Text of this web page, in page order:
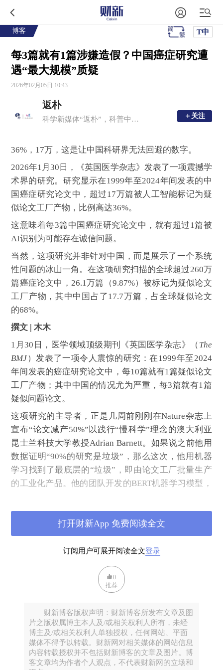
博客 T中
每3篇就有1篇涉嫌造假？中国癌症研究遭
遇“最大规模”质疑
2026年02月05日 10:43
返朴
科学新媒体“返朴”，科普中国子品牌，倡导“溯源守拙，问学求新”。 ＋关注
＋关注
36%，17万，这是让中国科研界无法回避的数字。
2026年1月30日，《英国医学杂志》发表了一项震撼学
术界的研究。研究显示在1999年至2024年间发表的中
国癌症研究论文中，超过17万篇被人工智能标记为疑
似论文工厂产物，比例高达36%。
这意味着每3篇中国癌症研究论文中，就有超过1篇被
AI识别为可能存在诚信问题。
当然，这项研究并非针对中国，而是展示了一个系统
性问题的冰山一角。在这项研究扫描的全球超过260万
篇癌症论文中，26.1万篇（9.87%）被标记为疑似论文
工厂产物，其中中国占了17.7万篇，占全球疑似论文
的68%。
撰文 | 木木
1月30日，医学领域顶级期刊《英国医学杂志》（ The
BMJ）发表了一项令人震惊的研究：在1999年至2024
年间发表的癌症研究论文中，每10篇就有1篇疑似论文
工厂产物；其中中国的情况尤为严重，每3篇就有1篇
疑似问题论文。
这项研究的主导者，正是几周前刚刚在Nature杂志上
宣布“论文减产50%”以践行“慢科学”理念的澳大利亚
昆士兰科技大学教授Adrian Barnett。如果说之前他用
数据证明“90%的研究是垃圾”，那么这次，他用机器
学习找到了最底层的“垃圾”，即由论文工厂批量生产
的工业化产品。他的团队开发的BERT机器学习模型，
论文中达到了91%的准确率。
更令人不安的是，这个问题不仅存在于低质量期刊。
刊）的标记率从1999年的接近零，一路攀升到2022年
的超过10%。这意味着论文工厂的“假货”已经渗透到
学术金字塔的顶端，即便是最受尊敬的学术期刊也未
这不是针对中国的“抹黑”，而是基于260万篇论文的科
学分析。但我们必须直面一个现实：这个数字会被国
际学术界长期记住。它不仅影响中国科研的国际声
誉，更可能误导全球癌症研究的方向。同时，它也对
那些恪守学术诚信的中国研究者造成了不公平的“污名
订阅用户可展开阅读全文登录
打开财新App 免费阅读全文
0
推荐
财新博客版权声明：财新博客所发布文章及图
片之版权属博主本人及/或相关权利人所有，未经
博主及/或相关权利人单独授权，任何网站、平面
媒体不得予以转载。财新网对相关媒体的网站信息
内容转载授权并不包括财新博客的文章及图片。博
客文章均为作者个人观点，不代表财新网的立场和